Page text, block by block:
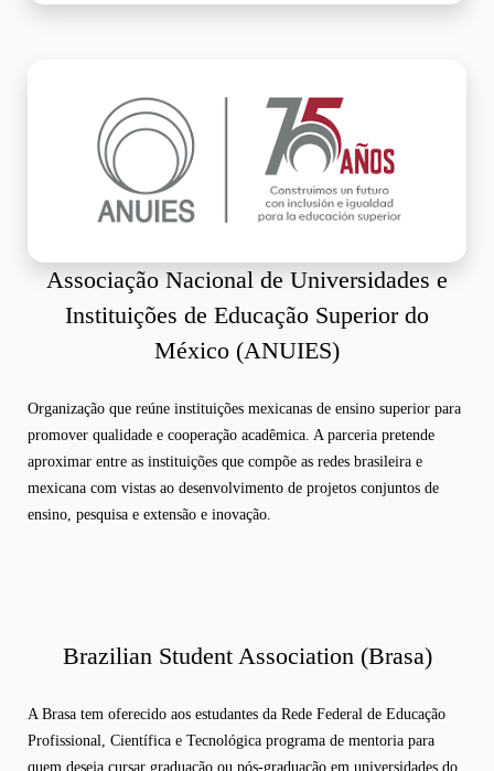
Associação Nacional de Universidades e
Instituições de Educação Superior do
México (ANUIES)
Organização que reúne instituições mexicanas de ensino superior para
promover qualidade e cooperação acadêmica. A parceria pretende
aproximar entre as instituições que compõe as redes brasileira e
mexicana com vistas ao desenvolvimento de projetos conjuntos de
ensino, pesquisa e extensão e inovação.
Brazilian Student Association (Brasa)
A Brasa tem oferecido aos estudantes da Rede Federal de Educação
Profissional, Científica e Tecnológica programa de mentoria para
quem deseja cursar graduação ou pós-graduação em universidades do